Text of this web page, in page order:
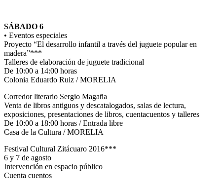
SÁBADO 6
• Eventos especiales
Proyecto “El desarrollo infantil a través del juguete popular en
madera”***
Talleres de elaboración de juguete tradicional
De 10:00 a 14:00 horas
Colonia Eduardo Ruiz / MORELIA
Corredor literario Sergio Magaña
Venta de libros antiguos y descatalogados, salas de lectura,
exposiciones, presentaciones de libros, cuentacuentos y talleres
De 10:00 a 18:00 horas / Entrada libre
Casa de la Cultura / MORELIA
Festival Cultural Zitácuaro 2016***
6 y 7 de agosto
Intervención en espacio público
Cuenta cuentos